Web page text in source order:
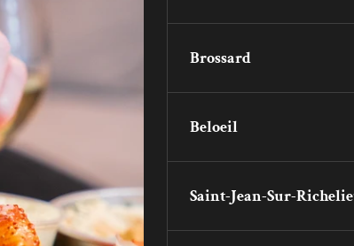
Brossard
Beloeil
Saint-Jean-Sur-